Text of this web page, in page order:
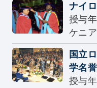
ナイ
授与
ケニア
国立
学名
授与